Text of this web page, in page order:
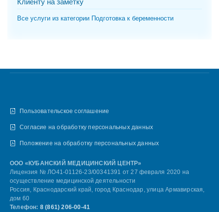
Клиенту на заметку
Все услуги из категории Подготовка к беременности
Пользовательское соглашение
Согласие на обработку персональных данных
Положение на обработку персональных данных
ООО «КУБАНСКИЙ МЕДИЦИНСКИЙ ЦЕНТР»
Лицензия № ЛО41-01126-23/00341391 от 27 февраля 2020 на
осуществление медицинской деятельности
Россия, Краснодарский край, город Краснодар, улица Армавирская,
дом 60
Телефон: 8 (861) 206-00-41